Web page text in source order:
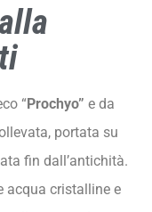
“Prochyo” e da
portata su
fin dall’antichità.
acqua cristalline e